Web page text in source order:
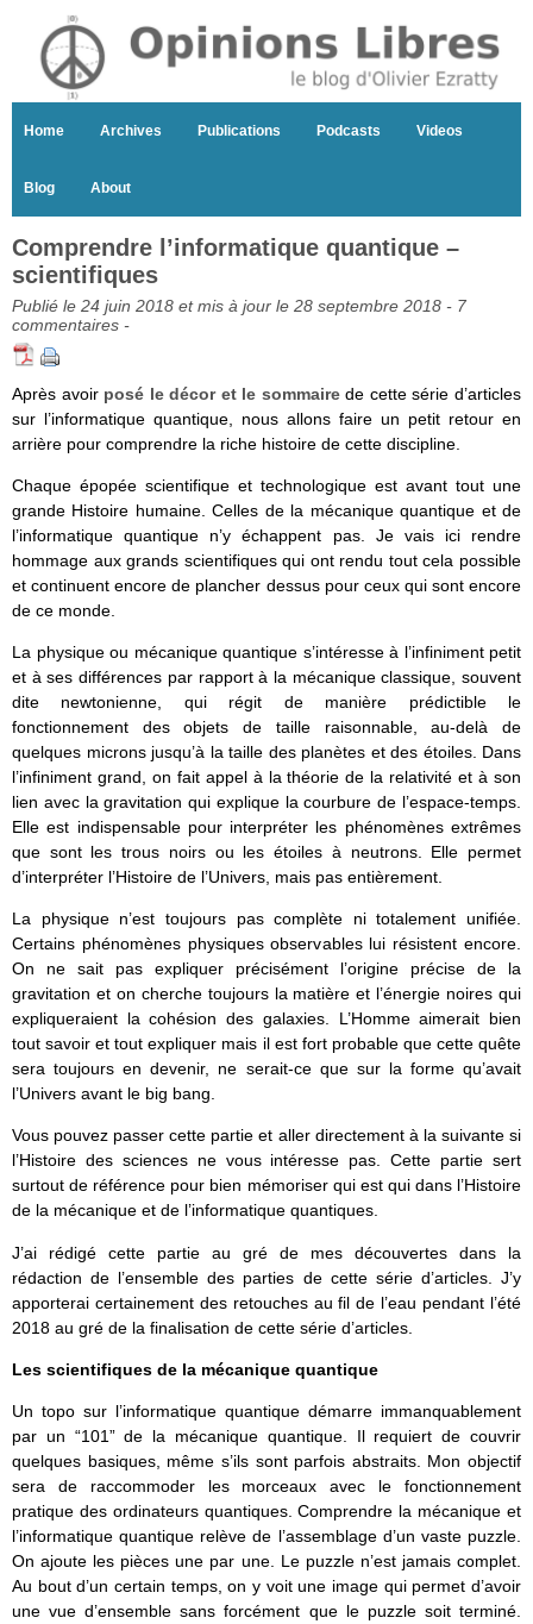
Home Archives Publications Podcasts Videos
Blog About
Comprendre l’informatique quantique –
scientifiques
Publié le 24 juin 2018 et mis à jour le 28 septembre 2018 - 7
commentaires -
Après avoir posé le décor et le sommairede cette série d’articles
sur l’informatique quantique, nous allons faire un petit retour en
arrière pour comprendre la riche histoire de cette discipline.
Chaque épopée scientifique et technologique est avant tout une
grande Histoire humaine. Celles de la mécanique quantique et de
l’informatique quantique n’y échappent pas. Je vais ici rendre
hommage aux grands scientifiques qui ont rendu tout cela possible
et continuent encore de plancher dessus pour ceux qui sont encore
de ce monde.
La physique ou mécanique quantique s’intéresse à l’infiniment petit
et à ses différences par rapport à la mécanique classique, souvent
dite newtonienne, qui régit de manière prédictible le
fonctionnement des objets de taille raisonnable, au-delà de
quelques microns jusqu’à la taille des planètes et des étoiles. Dans
l’infiniment grand, on fait appel à la théorie de la relativité et à son
lien avec la gravitation qui explique la courbure de l’espace-temps.
Elle est indispensable pour interpréter les phénomènes extrêmes
que sont les trous noirs ou les étoiles à neutrons. Elle permet
d’interpréter l’Histoire de l’Univers, mais pas entièrement.
La physique n’est toujours pas complète ni totalement unifiée.
Certains phénomènes physiques observables lui résistent encore.
On ne sait pas expliquer précisément l’origine précise de la
gravitation et on cherche toujours la matière et l’énergie noires qui
expliqueraient la cohésion des galaxies. L’Homme aimerait bien
tout savoir et tout expliquer mais il est fort probable que cette quête
sera toujours en devenir, ne serait-ce que sur la forme qu’avait
l’Univers avant le big bang.
Vous pouvez passer cette partie et aller directement à la suivante si
l’Histoire des sciences ne vous intéresse pas. Cette partie sert
surtout de référence pour bien mémoriser qui est qui dans l’Histoire
de la mécanique et de l’informatique quantiques.
J’ai rédigé cette partie au gré de mes découvertes dans la
rédaction de l’ensemble des parties de cette série d’articles. J’y
apporterai certainement des retouches au fil de l’eau pendant l’été
2018 au gré de la finalisation de cette série d’articles.
Les scientifiques de la mécanique quantique
Un topo sur l’informatique quantique démarre immanquablement
par un “101” de la mécanique quantique. Il requiert de couvrir
quelques basiques, même s’ils sont parfois abstraits. Mon objectif
sera de raccommoder les morceaux avec le fonctionnement
pratique des ordinateurs quantiques. Comprendre la mécanique et
l’informatique quantique relève de l’assemblage d’un vaste puzzle.
On ajoute les pièces une par une. Le puzzle n’est jamais complet.
Au bout d’un certain temps, on y voit une image qui permet d’avoir
une vue d’ensemble sans forcément que le puzzle soit terminé.